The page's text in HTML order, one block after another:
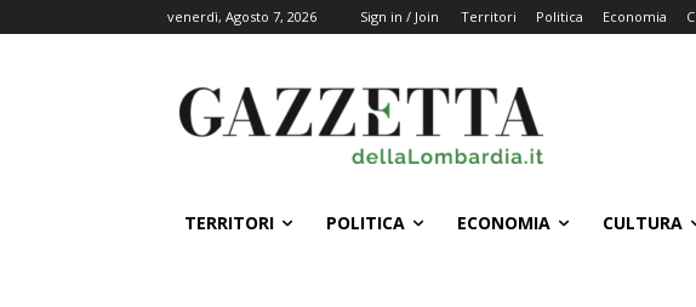
venerdì, Agosto 7, 2026 Sign in / Join Territori Politica Economia
TERRITORI POLITICA ECONOMIA CULTURA